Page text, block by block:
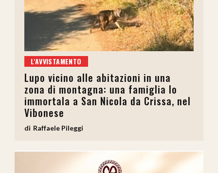
L'AVVISTAMENTO
Lupo vicino alle abitazioni in una
zona di montagna: una famiglia lo
immortala a San Nicola da Crissa, nel
Vibonese
Raffaele Pileggi